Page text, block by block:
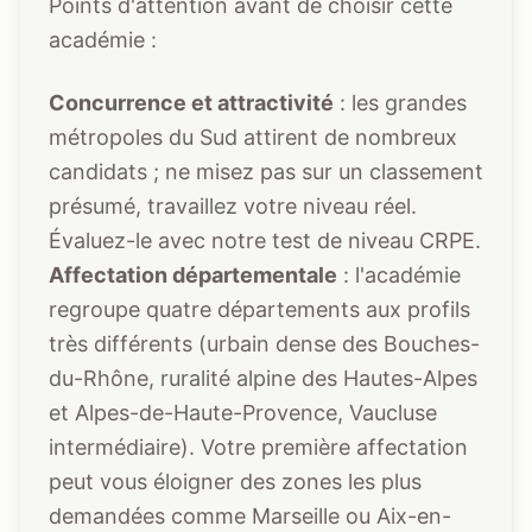
Points d'attention avant de choisir cette
académie :
Concurrence et attractivité : les grandes
métropoles du Sud attirent de nombreux
candidats ; ne misez pas sur un classement
présumé, travaillez votre niveau réel.
Évaluez-le avec notre test de niveau CRPE.
Affectation départementale : l'académie
regroupe quatre départements aux profils
très différents (urbain dense des Bouches-
du-Rhône, ruralité alpine des Hautes-Alpes
et Alpes-de-Haute-Provence, Vaucluse
intermédiaire). Votre première affectation
peut vous éloigner des zones les plus
demandées comme Marseille ou Aix-en-